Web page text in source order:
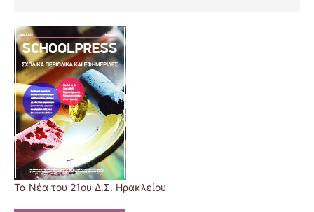
Τα Νέα του 21ου Δ.Σ. Ηρακλείου